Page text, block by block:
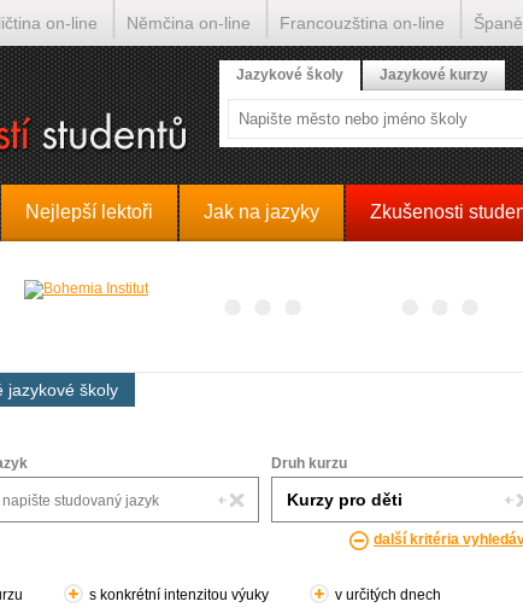
Nejlepší lektoři Jak na jazyky Zkušenosti
jazykové školy
Druh kurzu
další kritéria
s konkrétní intenzitou výuky v určitých dnech
Jazykové školy Jazykové kurzy
on-line Němčina on-line Francouzština on-line